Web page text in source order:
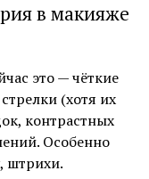
в макияже
это — чёткие
(хотя их
контрастных
Особенно
штрихи.